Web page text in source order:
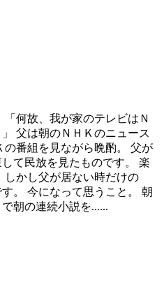
何故、我が家のテレビはＮ
父は朝のＮＨＫのニュース
の番組を見ながら晩酌。 父が
て民放を見たものです。 楽
しかし父が居ない時だけの
。 今になって思うこと。 朝
朝の連続小説を......